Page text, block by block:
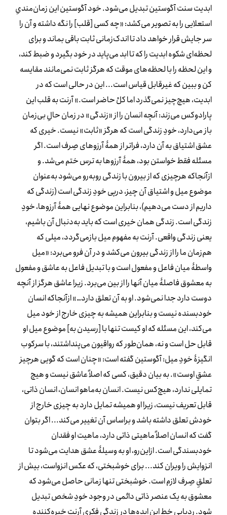
ابدیت سنت آگوستین تبدیل می‌شود. خود آگوستین این زمان‌مندیِ
استعلایی را به تصویر می‌کشد: «چه کسی [قلب] را نگه داشته و آن را
سر جایش قرار خواهد داد تا اندک‌زمانی ثابت باقی بماند و برای
لحظه‌ای شکوه ابدیت را که تا ابد می‌پاید در خود بگیرد و ضبط کند،
و این لحظه را با لحظه‌های موقت که هرگز ثابت نمی‌مانند مقایسه
کن و ببین که غیرقابل قیاس است... این در حالی است که در
ابدیت، هیچ‌چیز نمی‌گذرد اما کلْ حاضر است.» آرنت به قلب این
پارادوکس می‌زند: آنچه انسان را از «زندگی» در زمان حالِ بی‌زمان
باز می‌دارد، خودِ زندگی است که هرگز «ثابت‌» نیست. خیری که
عشق اشتیاق به آن دارد، فراتر از همۀ آرزوهای صِرف است. اگر
مسئله فقط خواستن بود، همۀ آرزوها به ترس ختم می‌شد. و
ازآنجاکه هرچیزی که از بیرون با زندگی روبه‌رو می‌شود به‌عنوان
موضوع میل و اشتیاق آن چیز، درپی خودِ زندگی است (زندگی که
داریم از دست می‌دهیم)، بنابراین موضوع نهایی همۀ آرزوها، خودِ
زندگی است. زندگی همان خیری است که باید به‌دنبال آن باشیم،
یعنی زندگی واقعی. آرنت به مفهوم میل بازمی‌گردد، میلی که
هم‌زمان ما را از زندگی بیرون می‌کشد و در آن فرو می‌برد: «میل
واسطۀ میان فاعل و مفعول است و با تبدیل فاعل به عاشق و مفعول
به معشوق فاصلۀ میان آنها را از بین می‌برد. زیرا عاشق هرگز از آنچه
دوست دارد جدا نمی‌شود. او به آن تعلق دارد…» ازآنجاکه انسان
خودبسنده نیست و بنابراین همیشه به چیزی خارج از خود میل
می‌کند، این مسئله که او کیست تنها با]رسیدن به[موضوع میل او
قابل حل است و نه، همان‌طور که رواقیون می‌پنداشتند، با سرکوب
انگیزۀ خودِ میل: آگوستین گفته است: «چنان است که گویی هرچیز
عشقِ اوست». به بیان دقیق، کسی که اصلاً عاشق نیست و هیچ
تمایلی ندارد، هیچ‌کس نیست. انسان به‌ماهو انسان، انسان ذاتی،
قابل تعریف نیست، زیرا او همیشه تمایل دارد به چیزی خارج از
خودش تعلق داشته باشد و براساس آن تغییر می‌کند... اگر بتوان
گفت که انسان اصلاً ماهیتی ذاتی دارد، ماهیت او فقدان
خودبسندگی است. ازاین‌رو، او به وسیلۀ عشق هدایت می‌شود تا
انزوایش را ویران کند... برای خوشبختی، که عکس انزواست، بیش از
تعلقِ صِرف لازم است. خوشبختی تنها زمانی حاصل می‌شود که
معشوق به یک عنصر ذاتی دائمی در وجود خودِ شخص تبدیل
شود. ردیابی خط این ایده‌ها در زندگی فکری آرنت خیره‌کننده